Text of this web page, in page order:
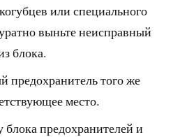
или специального
выньте неисправный
блока.
предохранитель того же
место.
предохранителей и